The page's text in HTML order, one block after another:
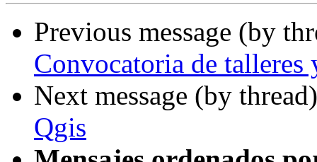
Previous message (by
Convocatoria de talleres
Next message (by
Qgis